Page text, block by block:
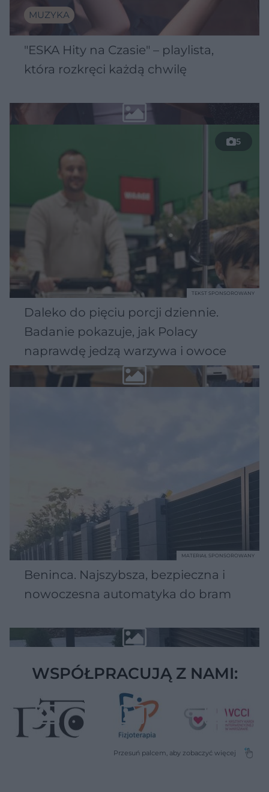
MUZYKA
"ESKA Hity na Czasie" – playlista,
która rozkręci każdą chwilę
5
Daleko do pięciu porcji dziennie.
Badanie pokazuje, jak Polacy
naprawdę jedzą warzywa i owoce
TEKST SPONSOROWANY
Beninca. Najszybsza, bezpieczna i
nowoczesna automatyka do bram
MATERIAŁ SPONSOROWANY
WSPÓŁPRACUJĄ Z NAMI: